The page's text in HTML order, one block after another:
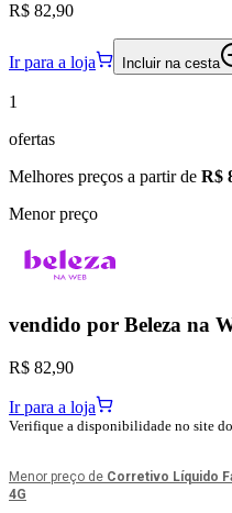
R$ 82,90
Ir para a loja Incluir na cesta
1
ofertas
Melhores preços a partir de R$
Menor preço
vendido por Beleza na
R$ 82,90
Ir para a loja
Verifique a disponibilidade no site do
Menor preço de Corretivo Líquido
4G